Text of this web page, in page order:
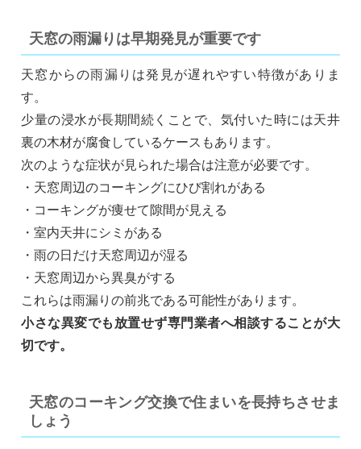
天窓の雨漏りは早期発見が重要です
天窓からの雨漏りは発見が遅れやすい特徴がありま
す。
少量の浸水が長期間続くことで、気付いた時には天井
裏の木材が腐食しているケースもあります。
次のような症状が見られた場合は注意が必要です。
・天窓周辺のコーキングにひび割れがある
・コーキングが痩せて隙間が見える
・室内天井にシミがある
・雨の日だけ天窓周辺が湿る
・天窓周辺から異臭がする
これらは雨漏りの前兆である可能性があります。
小さな異変でも放置せず専門業者へ相談することが大
切です。
天窓のコーキング交換で住まいを長持ちさせま
しょう